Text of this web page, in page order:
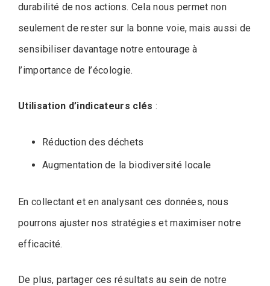
durabilité de nos actions. Cela nous permet non
seulement de rester sur la bonne voie, mais aussi de
sensibiliser davantage notre entourage à
l’importance de l’écologie.
Utilisation d’indicateurs clés :
Réduction des déchets
Augmentation de la biodiversité locale
En collectant et en analysant ces données, nous
pourrons ajuster nos stratégies et maximiser notre
efficacité.
De plus, partager ces résultats au sein de notre